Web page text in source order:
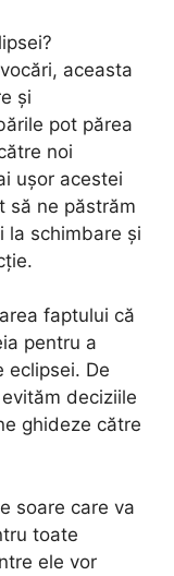
aceasta
și
pot părea
noi
ușor acestei
să ne păstrăm
la schimbare și
faptului că
pentru a
eclipsei. De
deciziile
ghideze către
soare care va
toate
ele vor